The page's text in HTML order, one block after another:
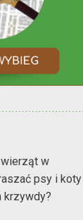
w
psy i koty
krzywdy?